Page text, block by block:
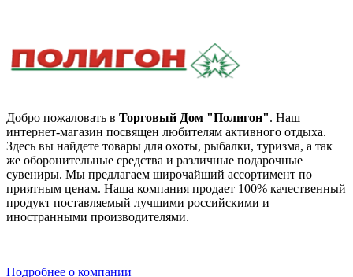
Добро пожаловать в Торговый Дом "Полигон". Наш
интернет-магазин посвящен любителям активного отдыха.
Здесь вы найдете товары для охоты, рыбалки, туризма, а так
же оборонительные средства и различные подарочные
сувениры. Мы предлагаем широчайший ассортимент по
приятным ценам. Наша компания продает 100% качественный
продукт поставляемый лучшими российскими и
иностранными производителями.
Подробнее о компании